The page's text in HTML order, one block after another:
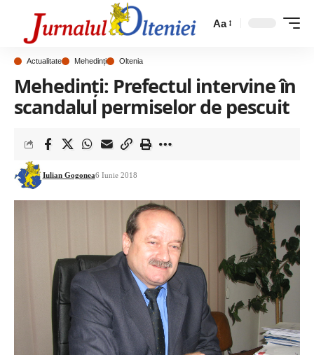
Aa
Actualitate Mehedinți Oltenia
Mehedinți: Prefectul intervine în
scandalul permiselor de pescuit
Iulian Gogonea6 Iunie 2018